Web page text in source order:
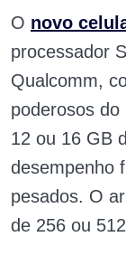
O novo
processador
Qualcomm,
poderosos
12 ou 16 GB
desempenho
pesados. O
de 256 ou